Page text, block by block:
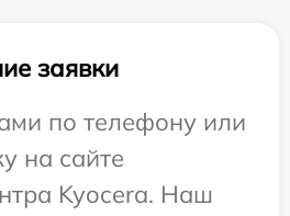
заявки
по телефону или
на сайте
Kyocera. Наш